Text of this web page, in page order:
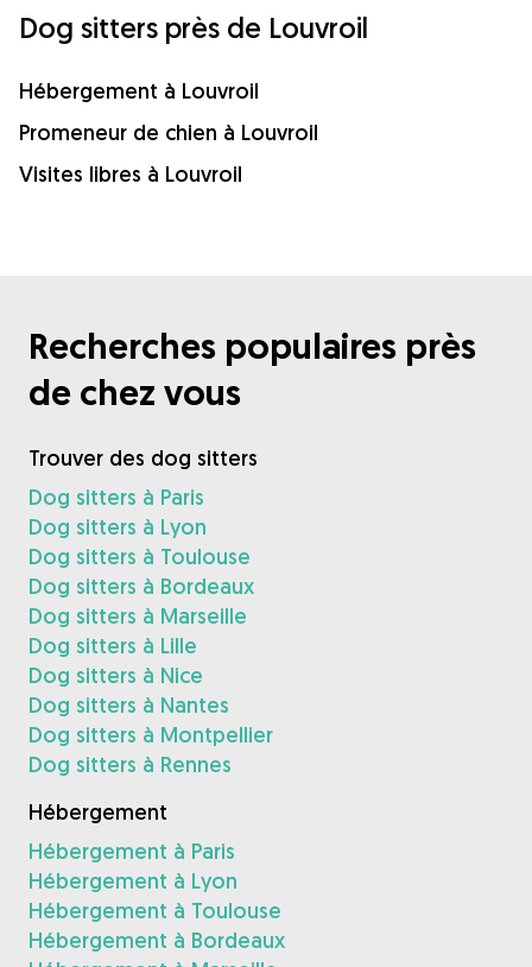
Dog sitters près de Louvroil
Hébergement à Louvroil
Promeneur de chien à Louvroil
Visites libres à Louvroil
Recherches populaires près
de chez vous
Trouver des dog sitters
Dog sitters à Paris
Dog sitters à Lyon
Dog sitters à Toulouse
Dog sitters à Bordeaux
Dog sitters à Marseille
Dog sitters à Lille
Dog sitters à Nice
Dog sitters à Nantes
Dog sitters à Montpellier
Dog sitters à Rennes
Hébergement
Hébergement à Paris
Hébergement à Lyon
Hébergement à Toulouse
Hébergement à Bordeaux